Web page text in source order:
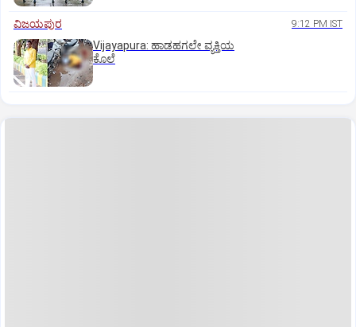
ವಿಜಯಪುರ 9:12 PM IST
Vijayapura: ಹಾಡಹಗಲೇ ವ್ಯಕ್ತಿಯ
ಕೊಲೆ